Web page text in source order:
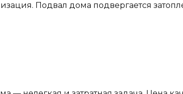
Подвал дома подвергается